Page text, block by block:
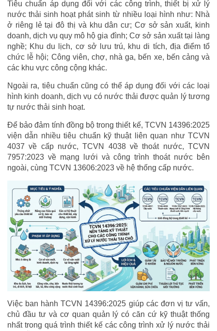
Tiêu chuẩn áp dụng đối với các công trình, thiết bị xử lý
nước thải sinh hoạt phát sinh từ nhiều loại hình như: Nhà
ở riêng lẻ tại đô thị và khu dân cư; Cơ sở sản xuất, kinh
doanh, dịch vụ quy mô hộ gia đình; Cơ sở sản xuất tại làng
nghề; Khu du lịch, cơ sở lưu trú, khu di tích, địa điểm tổ
chức lễ hội; Công viên, chợ, nhà ga, bến xe, bến cảng và
các khu vực công cộng khác.
Ngoài ra, tiêu chuẩn cũng có thể áp dụng đối với các loại
hình kinh doanh, dịch vụ có nước thải được quản lý tương
tự nước thải sinh hoạt.
Để bảo đảm tính đồng bộ trong thiết kế, TCVN 14396:2025
viện dẫn nhiều tiêu chuẩn kỹ thuật liên quan như TCVN
4037 về cấp nước, TCVN 4038 về thoát nước, TCVN
7957:2023 về mạng lưới và công trình thoát nước bên
ngoài, cùng TCVN 13606:2023 về hệ thống cấp nước.
Việc ban hành TCVN 14396:2025 giúp các đơn vị tư vấn,
chủ đầu tư và cơ quan quản lý có căn cứ kỹ thuật thống
nhất trong quá trình thiết kế các công trình xử lý nước thải